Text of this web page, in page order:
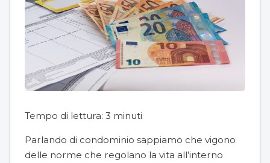
Tempo di lettura: 3 minuti
Parlando di condominio sappiamo che vigono
delle norme che regolano la vita all’interno